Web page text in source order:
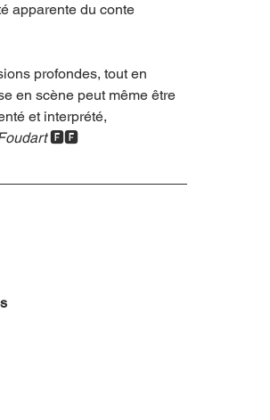
apparente du conte
profondes, tout en
en scène peut même être
et interprété,
🅵🅵